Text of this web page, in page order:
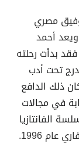
مصري
ويعد أحمد
بدأت رحلته
تحت أدب
ذلك الدافع
في مجالات
الفانتازيا
1996.